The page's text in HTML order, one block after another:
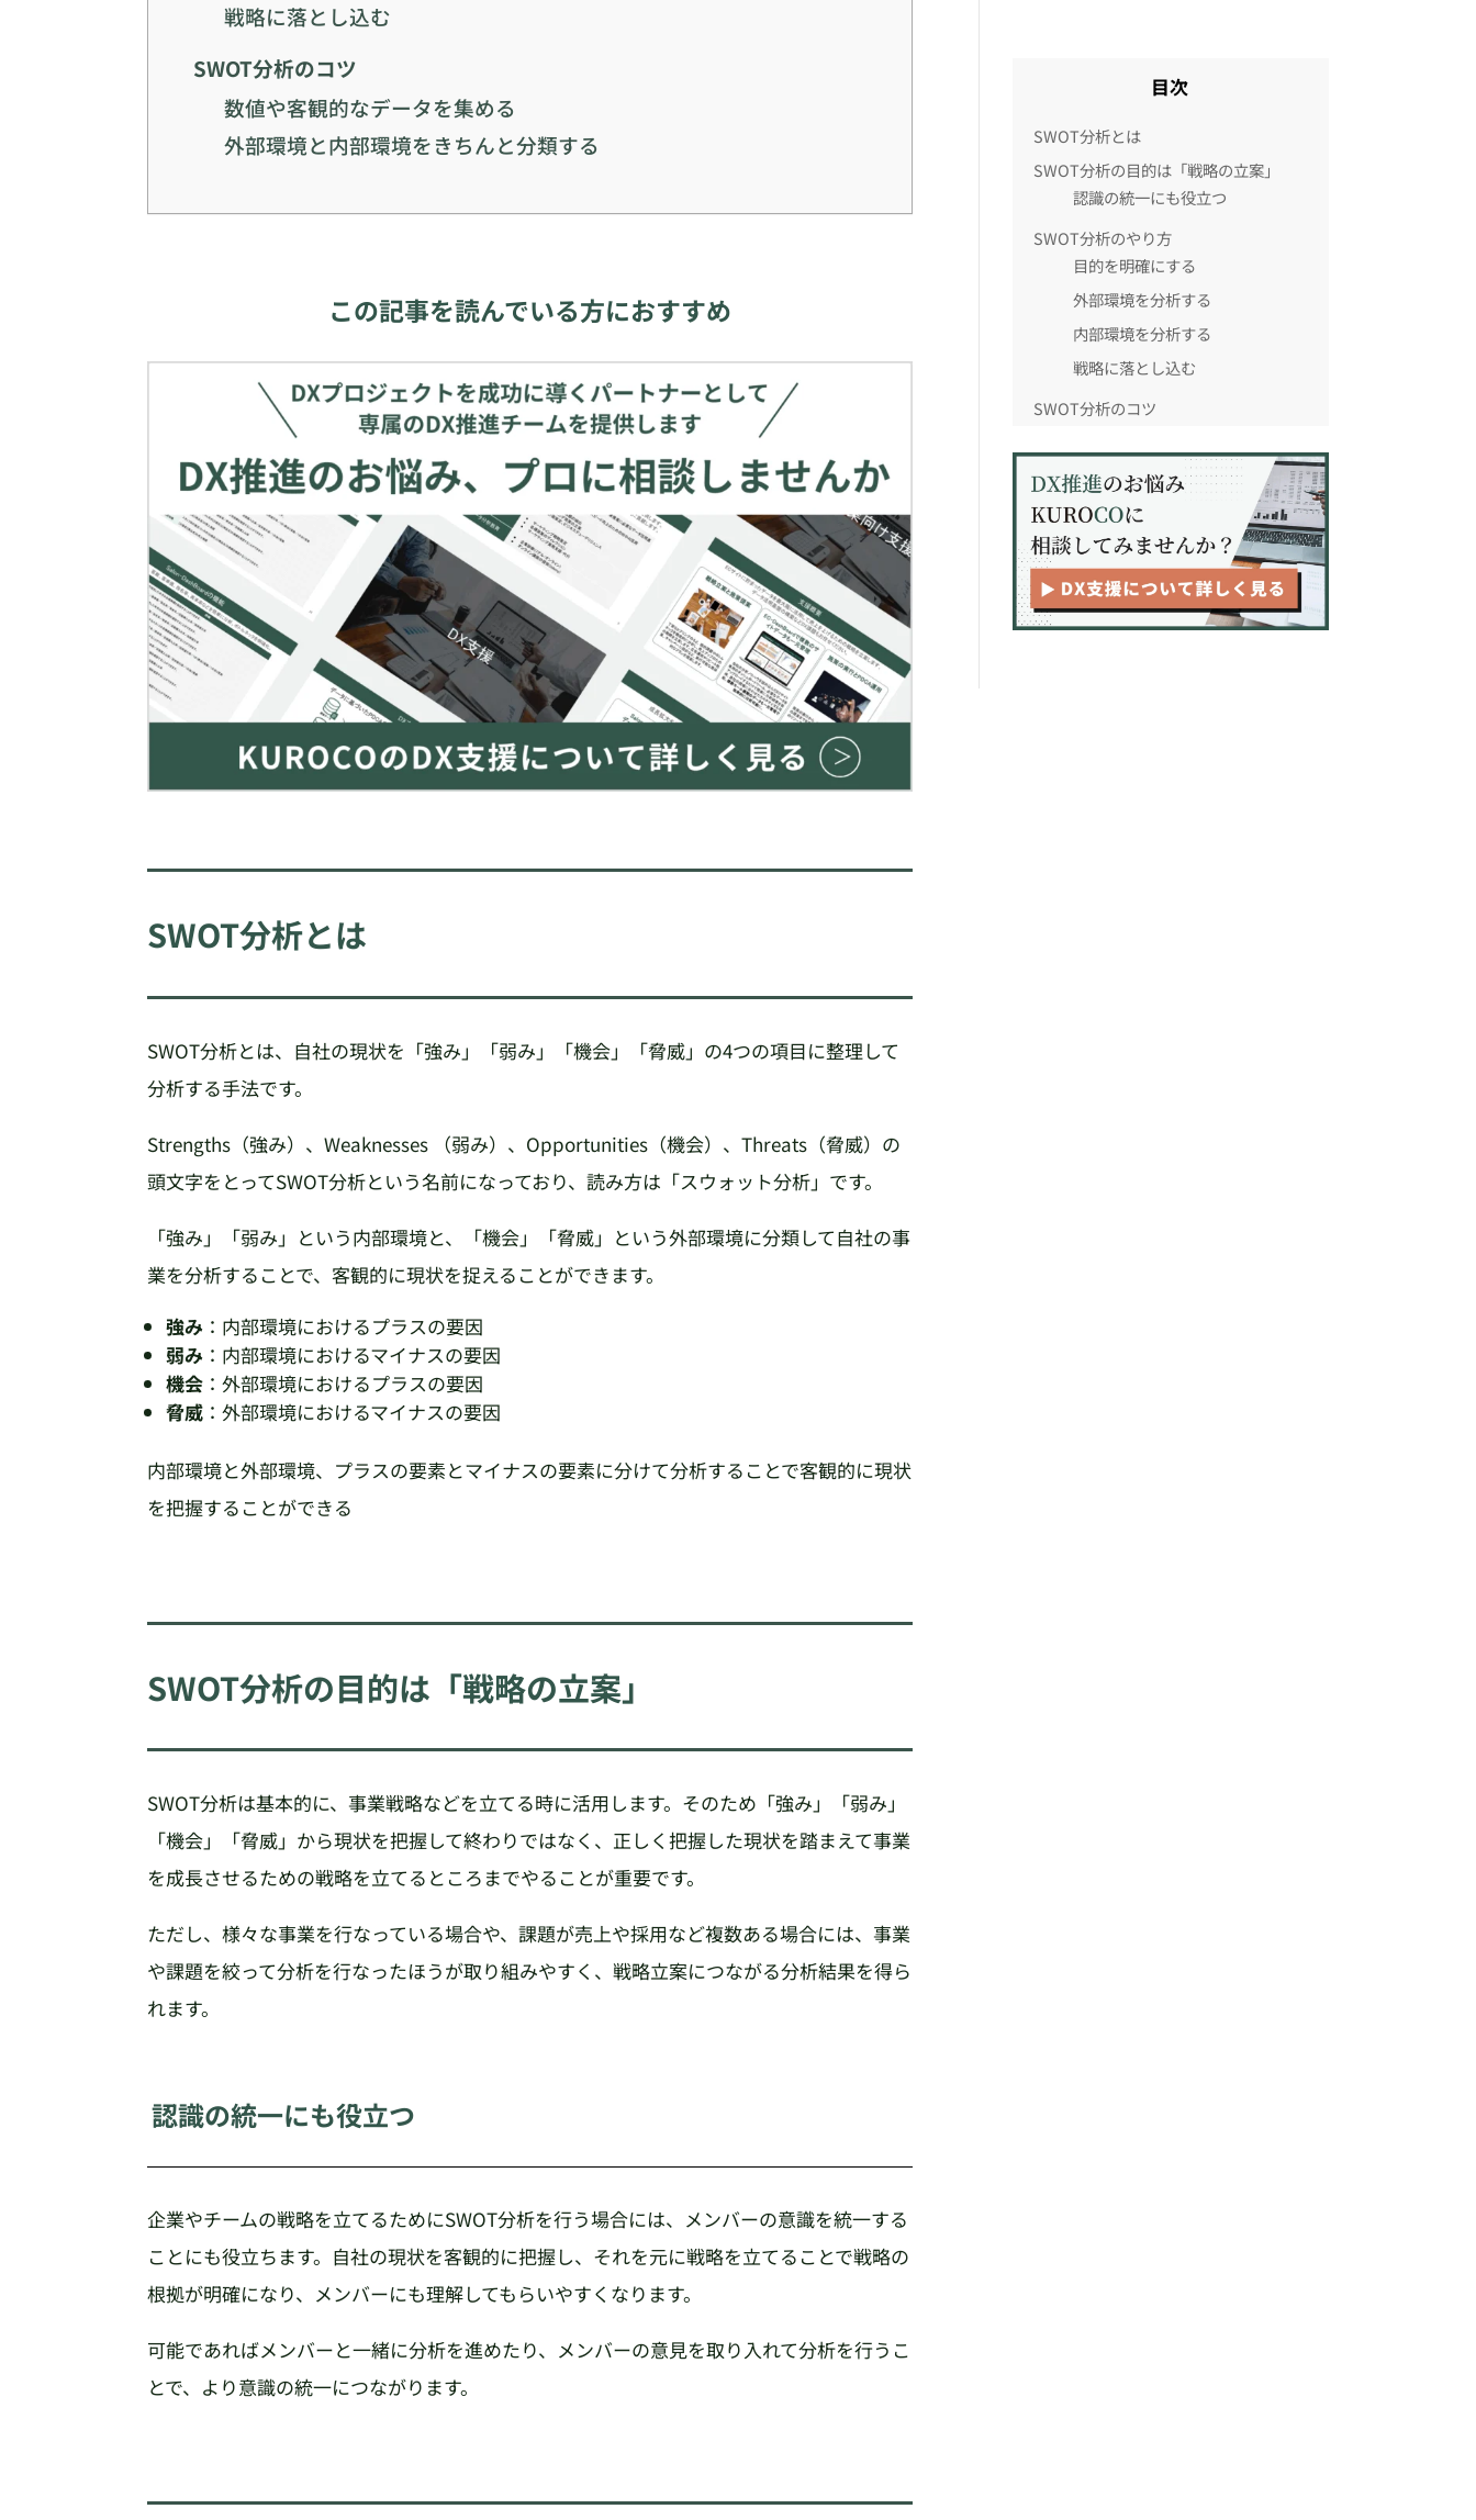
戦略に落とし込む
SWOT分析のコツ
数値や客観的なデータを集める
外部環境と内部環境をきちんと分類する
この記事を読んでいる方におすすめ
SWOT分析とは
SWOT分析とは、自社の現状を「強み」「弱み」「機会」「脅威」の4つの項目に整理して
分析する手法です。
Strengths（強み）、Weaknesses （弱み）、Opportunities（機会）、Threats（脅威）の
頭文字をとってSWOT分析という名前になっており、読み方は「スウォット分析」です。
「強み」「弱み」という内部環境と、「機会」「脅威」という外部環境に分類して自社の事
業を分析することで、客観的に現状を捉えることができます。
強み ：内部環境におけるプラスの要因
弱み ：内部環境におけるマイナスの要因
機会 ：外部環境におけるプラスの要因
脅威 ：外部環境におけるマイナスの要因
内部環境と外部環境、プラスの要素とマイナスの要素に分けて分析することで客観的に現状
を把握することができる
SWOT分析の目的は「戦略の立案」
SWOT分析は基本的に、事業戦略などを立てる時に活用します。そのため「強み」「弱み」
「機会」「脅威」から現状を把握して終わりではなく、正しく把握した現状を踏まえて事業
を成長させるための戦略を立てるところまでやることが重要です。
ただし、様々な事業を行なっている場合や、課題が売上や採用など複数ある場合には、事業
や課題を絞って分析を行なったほうが取り組みやすく、戦略立案につながる分析結果を得ら
れます。
認識の統一にも役立つ
企業やチームの戦略を立てるためにSWOT分析を行う場合には、メンバーの意識を統一する
ことにも役立ちます。自社の現状を客観的に把握し、それを元に戦略を立てることで戦略の
根拠が明確になり、メンバーにも理解してもらいやすくなります。
可能であればメンバーと一緒に分析を進めたり、メンバーの意見を取り入れて分析を行うこ
とで、より意識の統一につながります。
目次
SWOT分析とは
SWOT分析の目的は「戦略の立案」
認識の統一にも役立つ
SWOT分析のやり方
目的を明確にする
外部環境を分析する
内部環境を分析する
戦略に落とし込む
SWOT分析のコツ
外部環境と内部環境をきちんと分
類する